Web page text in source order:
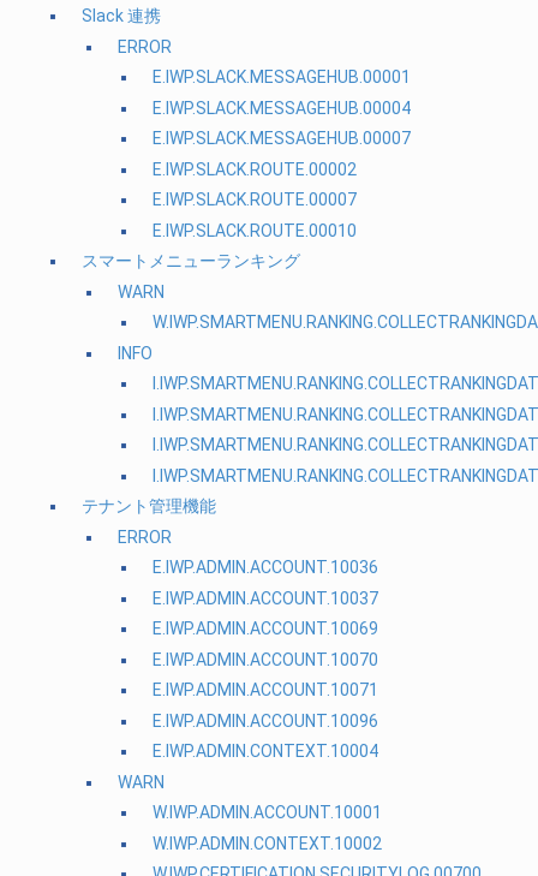
Slack 連携
ERROR
E.IWP.SLACK.MESSAGEHUB.00001
E.IWP.SLACK.MESSAGEHUB.00004
E.IWP.SLACK.MESSAGEHUB.00007
E.IWP.SLACK.ROUTE.00002
E.IWP.SLACK.ROUTE.00007
E.IWP.SLACK.ROUTE.00010
スマートメニューランキング
WARN
INFO
テナント管理機能
ERROR
E.IWP.ADMIN.ACCOUNT.10036
E.IWP.ADMIN.ACCOUNT.10037
E.IWP.ADMIN.ACCOUNT.10069
E.IWP.ADMIN.ACCOUNT.10070
E.IWP.ADMIN.ACCOUNT.10071
E.IWP.ADMIN.ACCOUNT.10096
E.IWP.ADMIN.CONTEXT.10004
WARN
W.IWP.ADMIN.ACCOUNT.10001
W.IWP.ADMIN.CONTEXT.10002